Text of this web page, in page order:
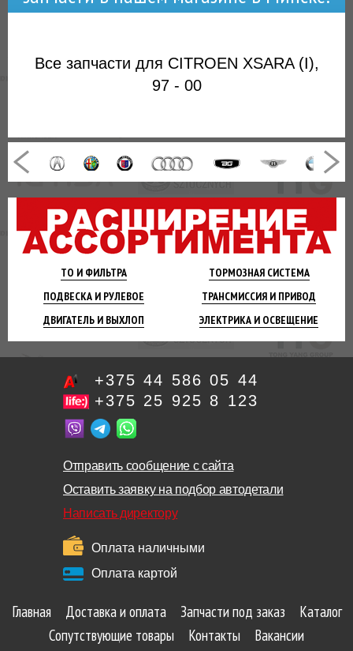
ТО И ФИЛЬТРА ТОРМОЗНАЯСИСТЕМА
ПОДВЕСКА И РУЛЕВОЕ ТРАНСМИССИЯ И ПРИВОД
ДВИГАТЕЛЬ И ВЫХЛОП ЭЛЕКТРИКА И ОСВЕЩЕНИЕ
Все запчасти для CITROEN XSARA (I),
97 - 00
+375 44 586 05 44
+375 25 925 8 123
Отправить сообщение с сайта
Оставить заявку на подбор автодетали
Написать директору
Оплата наличными
Оплата картой
Главная Доставка и оплата Запчасти под заказ
Каталог
Сопутствующие товары
Контакты
Вакансии